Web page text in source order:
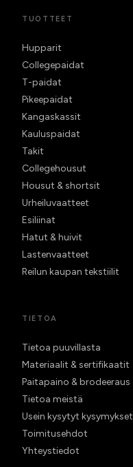
TUOTTEET
Hupparit
Collegepaidat
T-paidat
Pikeepaidat
Kangaskassit
Kauluspaidat
Takit
Collegehousut
Housut & shortsit
Urheiluvaatteet
Esiliinat
Hatut & huivit
Lastenvaatteet
Reilun kaupan tekstiilit
TIETOA
Tietoa puuvillasta
Materiaalit & sertifikaatit
Paitapaino & brodeeraus
Tietoa meistä
Usein kysytyt kysymykset
Toimitusehdot
Yhteystiedot